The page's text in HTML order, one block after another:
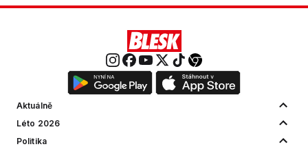
Aktuálně
Léto 2026
Politika